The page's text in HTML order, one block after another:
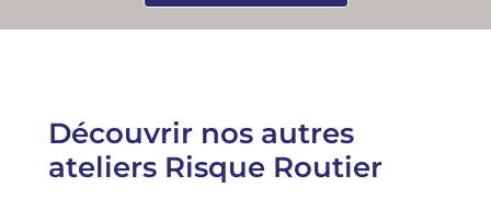
Découvrir nos autres
ateliers Risque Routier